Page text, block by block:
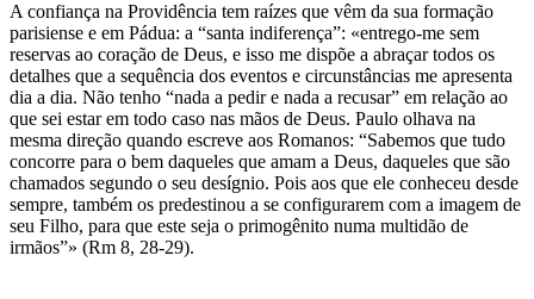
A confiança na Providência tem raízes que vêm da sua formação
parisiense e em Pádua: a “santa indiferença”: «entrego-me sem
reservas ao coração de Deus, e isso me dispõe a abraçar todos os
detalhes que a sequência dos eventos e circunstâncias me apresenta
dia a dia. Não tenho “nada a pedir e nada a recusar” em relação ao
que sei estar em todo caso nas mãos de Deus. Paulo olhava na
mesma direção quando escreve aos Romanos: “Sabemos que tudo
concorre para o bem daqueles que amam a Deus, daqueles que são
chamados segundo o seu desígnio. Pois aos que ele conheceu desde
sempre, também os predestinou a se configurarem com a imagem de
seu Filho, para que este seja o primogênito numa multidão de
irmãos”» (Rm 8, 28-29).